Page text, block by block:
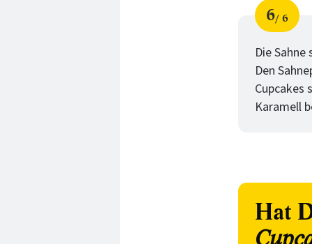
Schritt
6
von
6
Die
Den
Karamell
Hat